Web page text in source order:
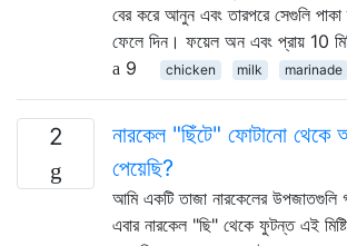
বের করে আনুন এবং তারপরে সেগুলি
ফেলে দিন। ফয়েল অন এবং প্রায় 10
9
chicken milk marinade
2
নারকেল "ছিঁটে" ফোটানো থেকে
পেয়েছি?
আমি একটি তাজা নারকেলের উপজাতগুলি
এবার নারকেল "ছি" থেকে ফুটন্ত এই